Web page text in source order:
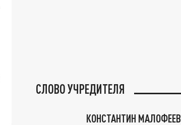
СЛОВО УЧРЕДИТЕЛЯ
КОНСТАНТИН МАЛОФЕЕВ